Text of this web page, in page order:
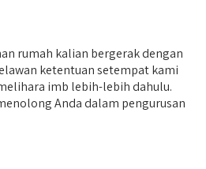
rumah kalian bergerak dengan
ketentuan setempat kami
imb lebih-lebih dahulu.
Anda dalam pengurusan